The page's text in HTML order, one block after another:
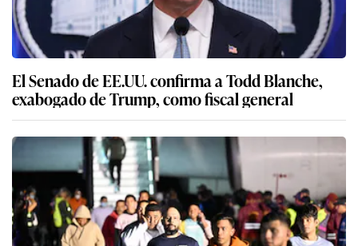
El Senado de EE.UU. confirma a Todd Blanche,
exabogado de Trump, como fiscal general